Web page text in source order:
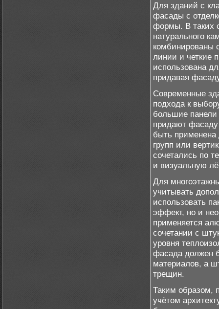
Для зданий с
фасады с
формы. В таких
натурального
комбинированы
линии и четкие
использована
придавая
Современные
подхода к
большие панели
придают фасаду
быть применена
групп или
сочетались по
и визуальную
Для
учитывать
использовать
эффект, но и
применяется
сочетании с
уровня
фасада должен
материалов, а
трещин.
Таким образом,
учётом